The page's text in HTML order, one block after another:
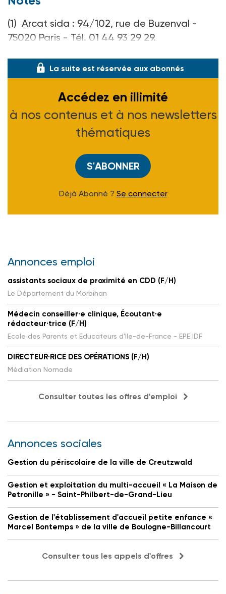
(1) Arcat sida : 94/102, rue de Buzenval -
75020 Paris - Tél. 01 44 93 29 29.
La suite est réservée aux abonnés
Accédez en illimité
à nos contenus et à nos newsletters
thématiques
S'ABONNER
Déjà Abonné ? Se connecter
Annonces emploi
assistants sociaux de proximité en CDD (F/H)
Le Département du Morbihan
Médecin conseiller·e clinique, Écoutant·e
rédacteur·trice (F/H)
Ecole des Parents et Educateurs d'Ile-de-France - EPE IDF
DIRECTEUR·RICE DES OPÉRATIONS (F/H)
Médiation Nomade
Consulter toutes les offres d'emploi
Annonces sociales
Gestion du périscolaire de la ville de Creutzwald
Gestion et exploitation du multi-accueil « La Maison de
Petronille » - Saint-Philbert-de-Grand-Lieu
Gestion de l'établissement d'accueil petite enfance «
Marcel Bontemps » de la ville de Boulogne-Billancourt
Consulter tous les appels d'offres